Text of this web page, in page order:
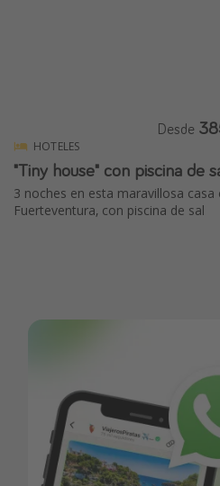
HOTELES
"Tiny house" con piscina de
3 noches en esta maravillosa casa
Fuerteventura, con piscina de sal
Desde